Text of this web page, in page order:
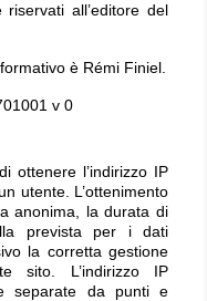
all’editore del
è Rémi Finiel.
v 0
ottenere l’indirizzo IP
utente. L’ottenimento
anonima, la durata di
prevista per i dati
la corretta gestione
sito. L’indirizzo IP
separate da punti e